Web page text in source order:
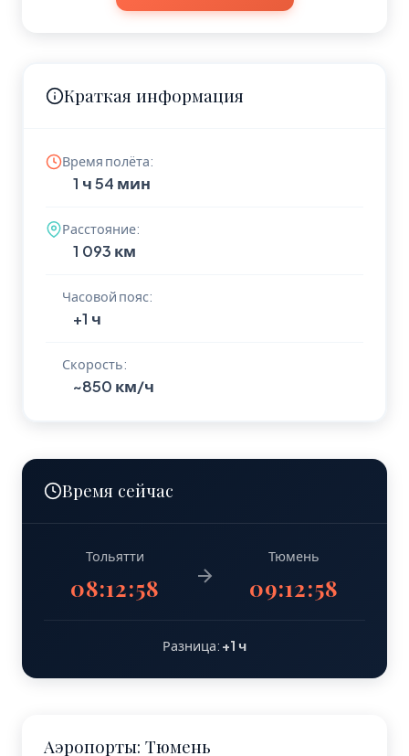
Краткая информация
Время полёта:
1 ч 54 мин
Расстояние:
1 093 км
Часовой пояс:
+1 ч
Скорость:
~850 км/ч
Время сейчас
Тольятти
08:12:59
Тюмень
09:12:59
Разница: +1 ч
Аэропорты: Тюмень